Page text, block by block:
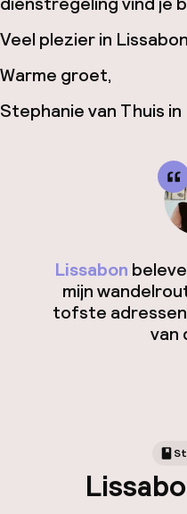
Veel plezier in
Warme groet,
Stephanie van Thuis
Lissabon
mijn
tofste adressen
van